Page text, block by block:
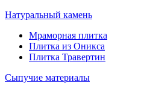
Натуральный камень
Мраморная плитка
Плитка из Оникса
Плитка Травертин
Сыпучие материалы